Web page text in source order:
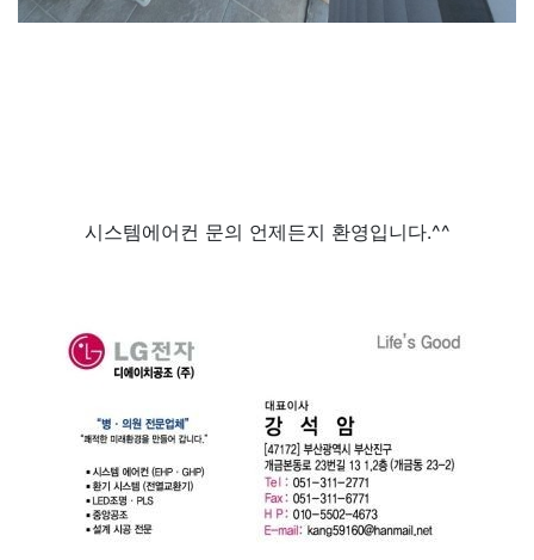
시스템에어컨 문의 언제든지 환영입니다.^^